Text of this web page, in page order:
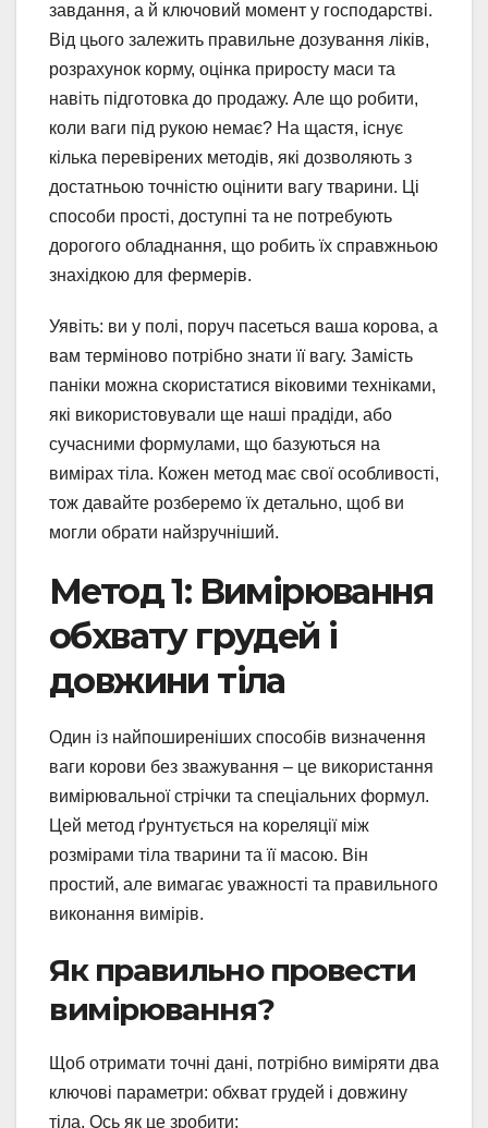
завдання, а й ключовий момент у господарстві.
Від цього залежить правильне дозування ліків,
розрахунок корму, оцінка приросту маси та
навіть підготовка до продажу. Але що робити,
коли ваги під рукою немає? На щастя, існує
кілька перевірених методів, які дозволяють з
достатньою точністю оцінити вагу тварини. Ці
способи прості, доступні та не потребують
дорогого обладнання, що робить їх справжньою
знахідкою для фермерів.
Уявіть: ви у полі, поруч пасеться ваша корова, а
вам терміново потрібно знати її вагу. Замість
паніки можна скористатися віковими техніками,
які використовували ще наші прадіди, або
сучасними формулами, що базуються на
вимірах тіла. Кожен метод має свої особливості,
тож давайте розберемо їх детально, щоб ви
могли обрати найзручніший.
Метод 1: Вимірювання
обхвату грудей і
довжини тіла
Один із найпоширеніших способів визначення
ваги корови без зважування – це використання
вимірювальної стрічки та спеціальних формул.
Цей метод ґрунтується на кореляції між
розмірами тіла тварини та її масою. Він
простий, але вимагає уважності та правильного
виконання вимірів.
Як правильно провести
вимірювання?
Щоб отримати точні дані, потрібно виміряти два
ключові параметри: обхват грудей і довжину
тіла. Ось як це зробити: